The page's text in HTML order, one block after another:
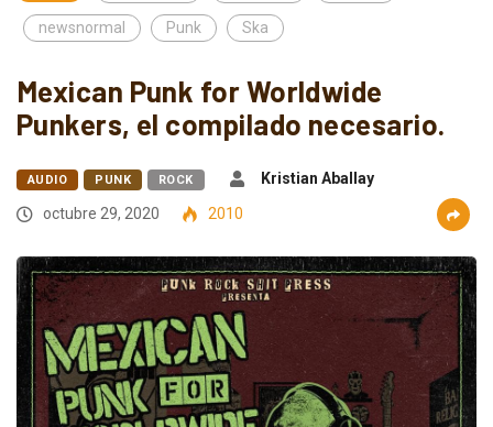
newsnormal Punk Ska
Mexican Punk for Worldwide
Punkers, el compilado necesario.
AUDIO PUNK ROCK
Kristian Aballay
octubre 29, 2020
2010